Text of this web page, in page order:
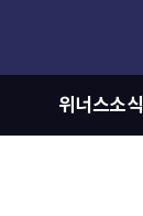
위너스소식